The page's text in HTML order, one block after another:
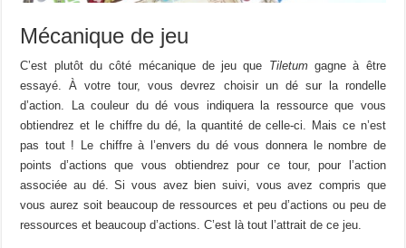
Mécanique de jeu
C’est plutôt du côté mécanique de jeu que Tiletumgagne à être
essayé. À votre tour, vous devrez choisir un dé sur la rondelle
d’action. La couleur du dé vous indiquera la ressource que vous
obtiendrez et le chiffre du dé, la quantité de celle-ci. Mais ce n’est
pas tout ! Le chiffre à l’envers du dé vous donnera le nombre de
points d’actions que vous obtiendrez pour ce tour, pour l’action
associée au dé. Si vous avez bien suivi, vous avez compris que
vous aurez soit beaucoup de ressources et peu d’actions ou peu de
ressources et beaucoup d’actions. C’est là tout l’attrait de ce jeu.